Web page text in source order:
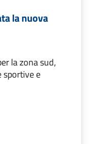
la nuova
la zona sud,
sportive e